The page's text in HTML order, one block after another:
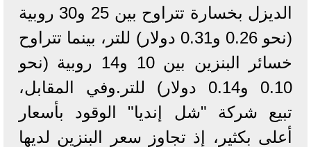
الديزل بخسارة تتراوح بين 25 و30 روبية
(نحو 0.26 و0.31 دولار) للتر، بينما تتراوح
خسائر البنزين بين 10 و14 روبية (نحو
0.10 و0.14 دولار) للتر.وفي المقابل،
تبيع شركة "شل إنديا" الوقود بأسعار
أعلى بكثير، إذ تجاوز سعر البنزين لديها